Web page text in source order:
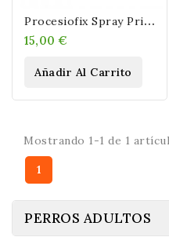
P
Rocesiofix Spray Primeros Auxilios Contra Procesionaria En Perros
15,00 €
Añadir Al Carrito
Mostrando 1-1 de 1
1
PERROS ADULTOS